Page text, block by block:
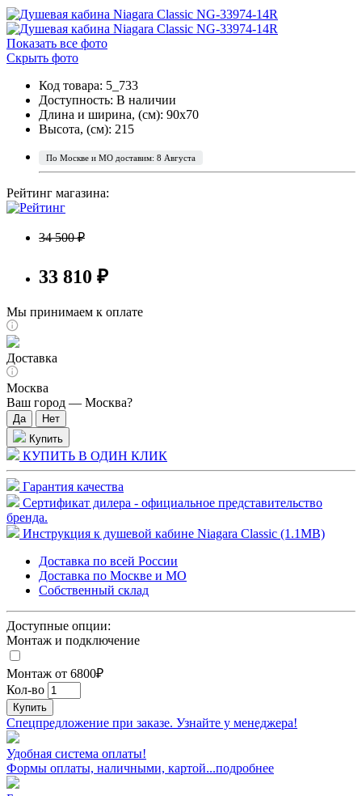
Показать все фото
Скрыть фото
Код товара: 5_733
Доступность: В наличии
Длина и ширина, (см): 90x70
Высота, (см): 215
По Москве и МО доставим: 8 Августа
Рейтинг магазина:
34 500 ₽
33 810 ₽
Мы принимаем к оплате
Доставка
Москва
Ваш город — Москва?
Купить
КУПИТЬ В ОДИН КЛИК
Гарантия качества
Сертификат дилера - официальное представительство
бренда.
Инструкция к душевой кабине Niagara Classic (1.1MB)
Доставка по всей России
Доставка по Москве и МО
Собственный склад
Доступные опции:
Монтаж и подключение
Монтаж от 6800₽
Кол-во
Купить
Спецпредложение при заказе. Узнайте у менеджера!
Удобная система оплаты!
Формы оплаты, наличными, картой...подробнее